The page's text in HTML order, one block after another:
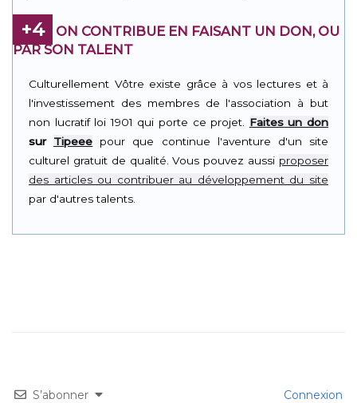
+4
ON CONTRIBUE EN FAISANT UN DON, OU
PAR SON TALENT
Culturellement Vôtre existe grâce à vos lectures et à
l'investissement des membres de l'association à but
non lucratif loi 1901 qui porte ce projet. Faites un don
sur Tipeee pour que continue l'aventure d'un site
culturel gratuit de qualité. Vous pouvez aussi proposer
des articles ou contribuer au développement du site
par d'autres talents.
S’abonner Connexion